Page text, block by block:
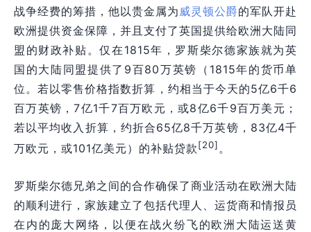
战争经费的筹措，他以贵金属为威灵顿公爵的军队开赴
欧洲提供资金保障，并且支付了英国提供给欧洲大陆同
盟的财政补贴。仅在1815年，罗斯柴尔德家族就为英
国的大陆同盟提供了9百80万英镑（1815年的货币单
位。若以零售价格指数折算，约相当于今天的5亿6千6
百万英镑，7亿1千7百万欧元，或8亿6千9百万美元；
若以平均收入折算，约折合65亿8千万英镑，83亿4千
万欧元，或101亿美元）的补贴贷款[20]。
罗斯柴尔德兄弟之间的合作确保了商业活动在欧洲大陆
的顺利进行，家族建立了包括代理人、运货商和情报员
在内的庞大网络，以便在战火纷飞的欧洲大陆运送黄